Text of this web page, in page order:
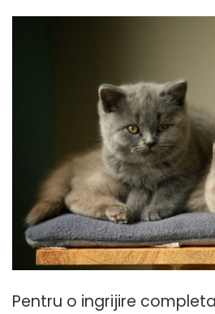
Pentru o ingrijire